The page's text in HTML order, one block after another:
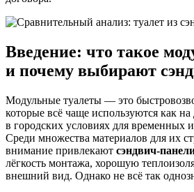
Введение: что такое
и почему выбирают
Модульные туалеты — это
которые всё чаще используются как на
в городских условиях для временных
Среди множества материалов для их
внимание привлекают сэндвич-
лёгкость монтажа, хорошую
внешний вид. Однако не всё так